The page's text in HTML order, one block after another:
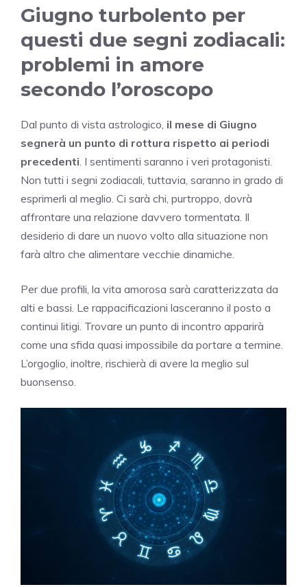
Giugno turbolento per
questi due segni zodiacali:
problemi in amore
secondo l’oroscopo
Dal punto di vista astrologico, il mese di Giugno
segnerà un punto di rottura rispetto ai periodi
precedenti . I sentimenti saranno i veri protagonisti.
Non tutti i segni zodiacali, tuttavia, saranno in grado di
esprimerli al meglio. Ci sarà chi, purtroppo, dovrà
affrontare una relazione davvero tormentata. Il
desiderio di dare un nuovo volto alla situazione non
farà altro che alimentare vecchie dinamiche.
Per due profili, la vita amorosa sarà caratterizzata da
alti e bassi. Le rappacificazioni lasceranno il posto a
continui litigi. Trovare un punto di incontro apparirà
come una sfida quasi impossibile da portare a termine.
L’orgoglio, inoltre, rischierà di avere la meglio sul
buonsenso.